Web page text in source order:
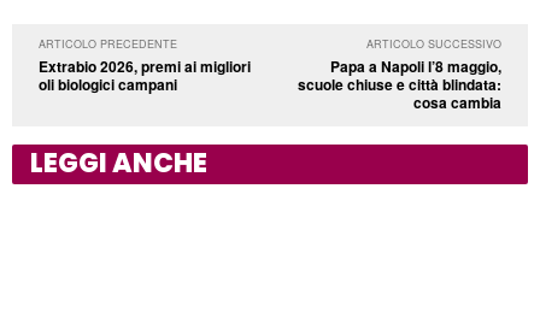
ARTICOLO PRECEDENTE
Extrabio 2026, premi ai migliori
oli biologici campani
ARTICOLO SUCCESSIVO
Papa a Napoli l’8 maggio,
scuole chiuse e città blindata:
cosa cambia
LEGGI ANCHE